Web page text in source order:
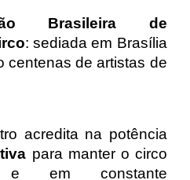
Brasileira de
: sediada em Brasília
centenas de artistas de
acredita na potência
para manter o circo
e em constante